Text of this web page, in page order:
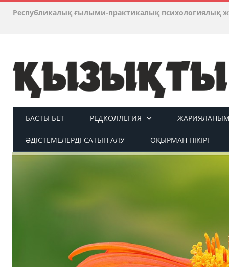
Республикалық ғылыми-практикалық психологиялық
БАСТЫ БЕТ РЕДКОЛЛЕГИЯ ЖАРИЯЛАНЫМ
ӘДІСТЕМЕЛЕРДІ САТЫП АЛУ ОҚЫРМАН ПІКІРІ